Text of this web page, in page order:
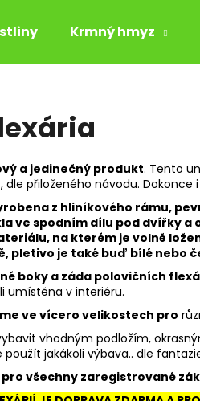
Krmný hmyz
a jedinečný produkt. Tento
, dle přiloženého návodu. Dokonce i
z hliníkového rámu,
ve spodním dílu pod dvířky a
na kterém je volně
pletivo je také buď bílé nebo
boky a záda polovičních
umístěna v interiéru.
ve vícero velikostech pro
vhodným podložím,
použít jakákoli výbava.. dle
pro všechny zaregistrované
najít?
KELÍMEK 500
15 Kč